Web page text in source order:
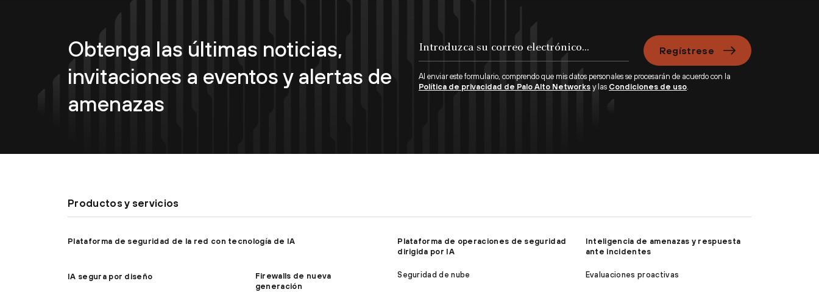
Obtenga las últimas noticias,
invitaciones a eventos y alertas de
amenazas
Regístrese
Al enviar este formulario, comprendo que mis datos personales se procesarán de acuerdo con la
Política de privacidad de Palo Alto Networks y las Condiciones de uso.
Productos y servicios
Plataforma de seguridad de la red con tecnología de IA
IA segura por diseño
Firewalls de nueva
generación
Plataforma de operaciones de seguridad
dirigida por IA
Seguridad de nube
Inteligencia de amenazas y respuesta
ante incidentes
Evaluaciones proactivas